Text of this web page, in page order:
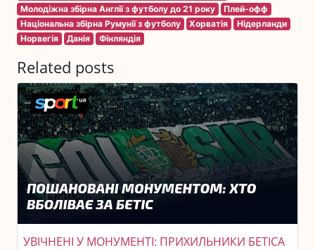
Молодіжна збірна Англії з футболу до 21 року
Плей-офф
Національна збірна Румунії з футболу
Хорватія
Нідерланди
Норвегія
Данія Фінляндія
Related posts
УВІЧНЕНІ У МОНУМЕНТІ: ПРИХИЛЬНИКИ БЕТІСА